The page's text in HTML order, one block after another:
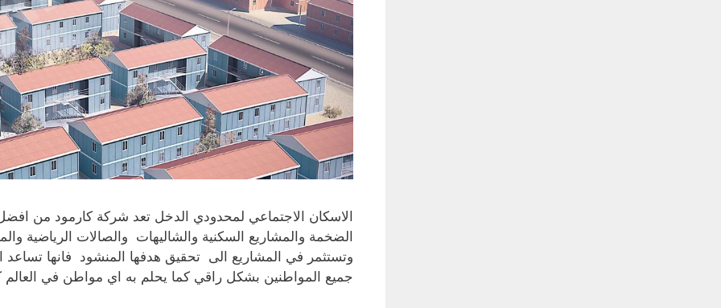
الاسكان الاجتماعي لمحدودي الدخل تعد شركة كارمود من
الضخمة والمشاريع السكنية والشاليهات والصالات الرياضية
وتستثمر في المشاريع الى تحقيق هدفها المنشود فانها
جميع المواطنين بشكل راقي كما يحلم به اي مواطن في